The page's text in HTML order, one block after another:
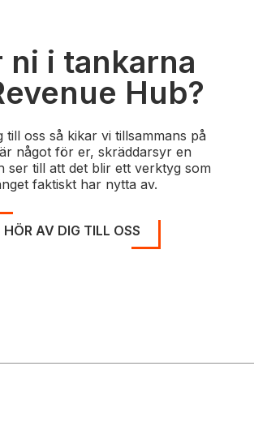
ni i tankarna
Hub?
till oss så kikar vi tillsammans på
något för er, skräddarsyr en
ser till att det blir ett verktyg som
faktiskt har nytta av.
HÖR AV DIG TILL OSS